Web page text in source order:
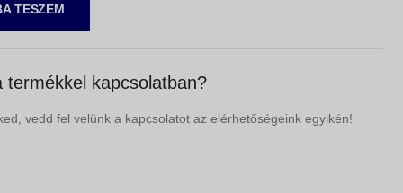
TESZEM
termékkel kapcsolatban?
vedd fel velünk a kapcsolatot az elérhetőségeink egyikén!